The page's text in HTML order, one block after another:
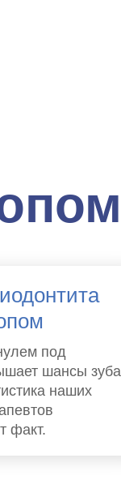
под
шансы зуба
наших
факт.